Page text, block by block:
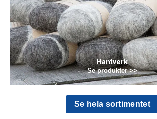
Hantverk
Se produkter >>
Se hela sortimentet